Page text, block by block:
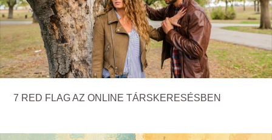
7 RED FLAG AZ ONLINE TÁRSKERESÉSBEN